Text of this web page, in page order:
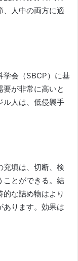
、人中の両方に適
学会（SBCP）に基
が非常に高いと
ル人は、低侵襲手
充填は、切断、検
とができる。 結
的な詰め物はより
ります。 効果は